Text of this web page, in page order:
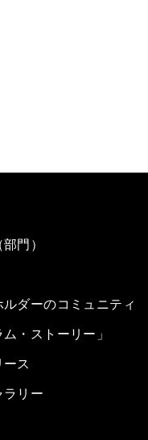
門）
ルダーのコミュニティ
ム・ストーリー」
ス
ラリー